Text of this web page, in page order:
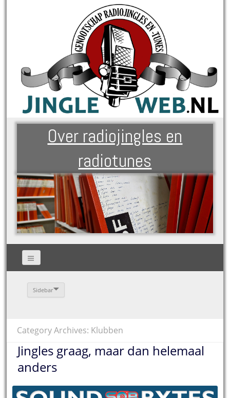
Over radiojingles en
radiotunes
Sidebar
Category Archives: Klubben
Jingles graag, maar dan helemaal
anders